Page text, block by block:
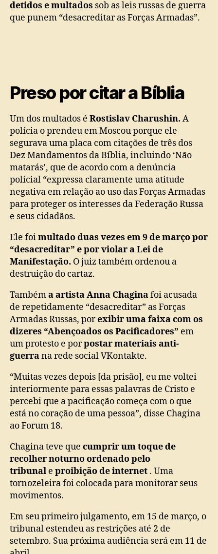
detidos e multados sob as leis russas de guerra
que punem “desacreditar as Forças Armadas”.
Preso por citar a Bíblia
Um dos multados é Rostislav Charushin. A
polícia o prendeu em Moscou porque ele
segurava uma placa com citações de três dos
Dez Mandamentos da Bíblia, incluindo ‘Não
matarás’, que de acordo com a denúncia
policial “expressa claramente uma atitude
negativa em relação ao uso das Forças Armadas
para proteger os interesses da Federação Russa
e seus cidadãos.
Ele foimultado duas vezes em 9 de março por
“desacreditar” e por violar a Lei de
Manifestação. O juiz também ordenou a
destruição do cartaz.
Tambéma artista Anna Chaginafoi acusada
de repetidamente “desacreditar” as Forças
Armadas Russas, porexibir uma faixa com os
dizeres “Abençoados os Pacificadores” em
um protesto e porpostar materiais anti-
guerrana rede social VKontakte.
“Muitas vezes depois [da prisão], eu me voltei
interiormente para essas palavras de Cristo e
percebi que a pacificação começa com o que
está no coração de uma pessoa”, disse Chagina
ao Forum 18.
Chagina teve que cumprir um toque de
recolher noturno ordenado pelo
tribunal e proibição de internet . Uma
tornozeleira foi colocada para monitorar seus
movimentos.
Em seu primeiro julgamento, em 15 de março, o
tribunal estendeu as restrições até 2 de
setembro. Sua próxima audiência será em 11 de